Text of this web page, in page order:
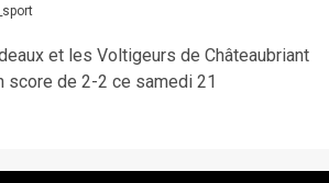
et les Voltigeurs de Châteaubriant
score de 2-2 ce samedi 21